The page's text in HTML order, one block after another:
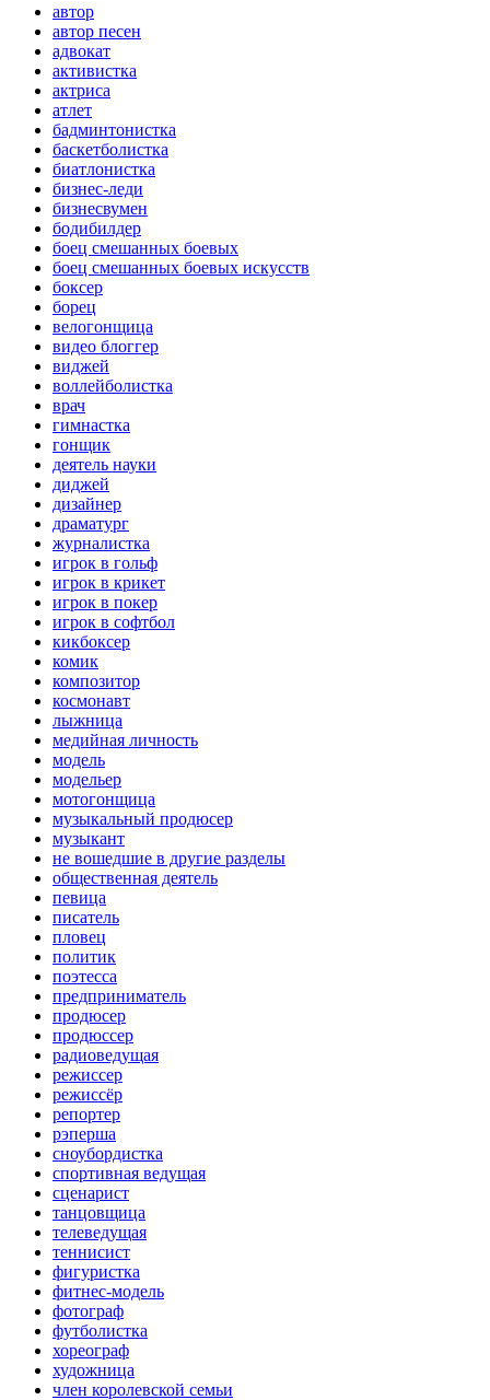
автор
автор песен
адвокат
активистка
актриса
атлет
бадминтонистка
баскетболистка
биатлонистка
бизнес-леди
бизнесвумен
бодибилдер
боец смешанных боевых
боец смешанных боевых искусств
боксер
борец
велогонщица
видео блоггер
виджей
воллейболистка
врач
гимнастка
гонщик
деятель науки
диджей
дизайнер
драматург
журналистка
игрок в гольф
игрок в крикет
игрок в покер
игрок в софтбол
кикбоксер
комик
композитор
космонавт
лыжница
медийная личность
модель
модельер
мотогонщица
музыкальный продюсер
музыкант
не вошедшие в другие разделы
общественная деятель
певица
писатель
пловец
политик
поэтесса
предприниматель
продюсер
продюссер
радиоведущая
режиссер
режиссёр
репортер
рэперша
сноубордистка
спортивная ведущая
сценарист
танцовщица
телеведущая
теннисист
фигуристка
фитнес-модель
фотограф
футболистка
хореограф
художница
член королевской семьи